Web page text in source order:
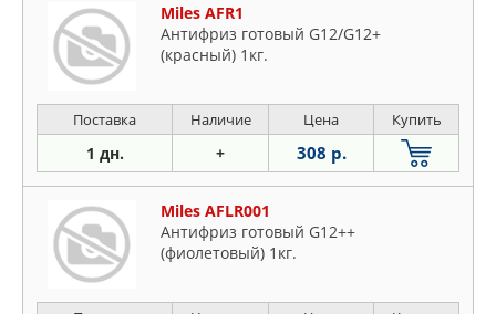
Miles AFR1
Антифриз готовый G12/G12+
(красный) 1кг.
Поставка Наличие Цена Купить
1 дн. + 308 р.
Miles AFLR001
Антифриз готовый G12++
(фиолетовый) 1кг.